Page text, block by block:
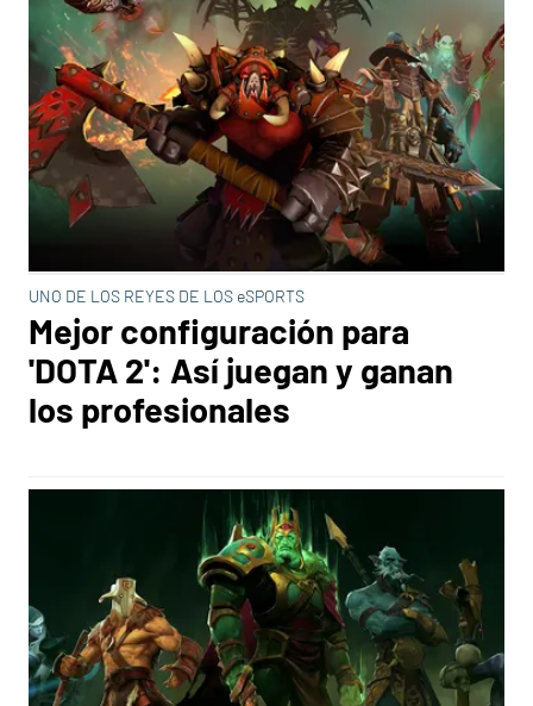
UNO DE LOS REYES DE LOS eSPORTS
Mejor configuración para
'DOTA 2': Así juegan y ganan
los profesionales